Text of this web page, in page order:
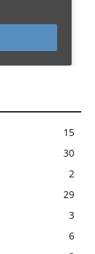
15
30
2
29
3
6